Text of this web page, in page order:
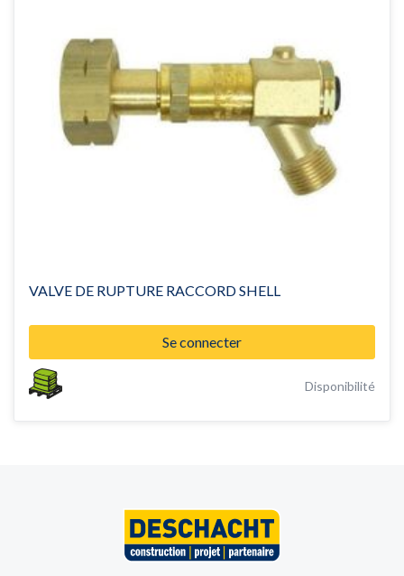
VALVE DE RUPTURE RACCORD SHELL
Se connecter
Disponibilité